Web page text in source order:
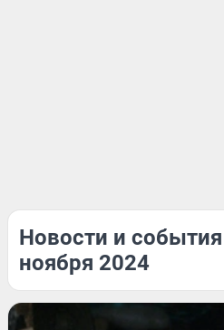
Новости и события
ноября 2024